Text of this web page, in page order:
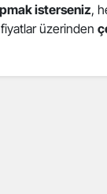
isterseniz,
üzerinden